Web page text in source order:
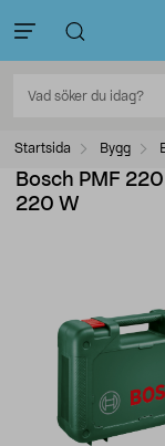
Startsida Bygg
Bosch PMF
220 W